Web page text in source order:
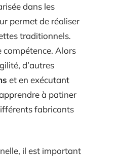
dans les
permet de réaliser
traditionnels.
compétence. Alors
d’autres
et en exécutant
à patiner
fabricants
il est important